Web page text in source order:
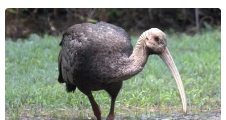
Nga, Mỹ đã tiến hành Đối thoại Ổn định
Chiến lược vòng 2
01/10/2021 00:14
Trong tuyên bố chung được đưa ra sau cuộc họp, Bộ
Ngoại giao hai nước cho biết phái đoàn hai nước đã